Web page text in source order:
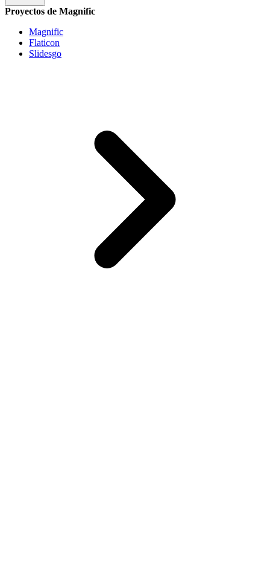
Proyectos de Magnific
Magnific
Flaticon
Slidesgo